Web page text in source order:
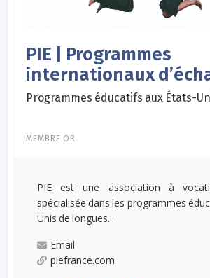
PIE | Programmes
internationaux
Programmes éducatifs aux États-
MEMBRE OR
PIE est une association à
spécialisée dans les programmes
Unis de longues...
Email
piefrance.com